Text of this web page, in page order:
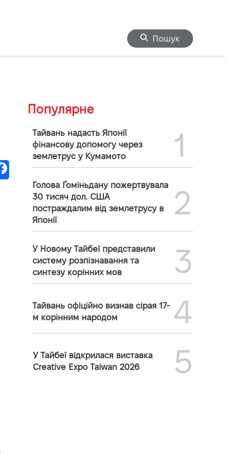
Пошук
Популярне
Тайвань надасть Японії
фінансову допомогу через
землетрус у Кумамото
1
Голова Ґоміньдану пожертвувала
30 тисяч дол. США
постраждалим від землетрусу в
Японії
2
У Новому Тайбеї представили
систему розпізнавання та
синтезу корінних мов
3
Тайвань офіційно визнав сірая 17-
м корінним народом
4
У Тайбеї відкрилася виставка
Creative Expo Taiwan 2026
5